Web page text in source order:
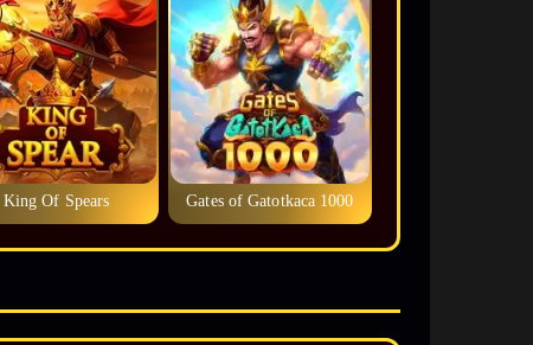
King Of Spears Gates of Gatotkaca 1000